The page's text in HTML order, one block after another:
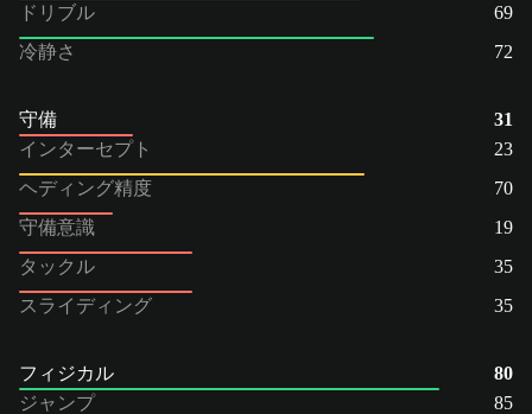
ドリブル
69
冷静さ
72
守備
31
インターセプト
23
ヘディング精度
70
守備意識
19
タックル
35
スライディング
35
フィジカル
80
ジャンプ
85